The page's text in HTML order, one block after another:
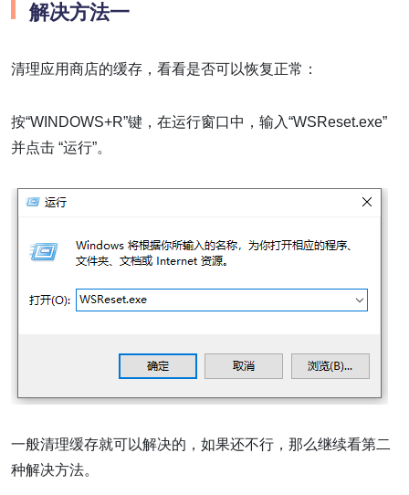
解决方法一
清理应用商店的缓存，看看是否可以恢复正常：
按“WINDOWS+R”键，在运行窗口中，输入“WSReset.exe”
并点击 “运行”。
一般清理缓存就可以解决的，如果还不行，那么继续看第二
种解决方法。